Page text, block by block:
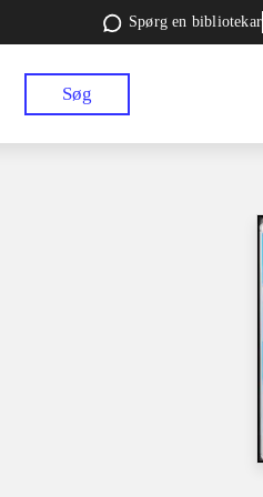
Spørg en bibliotekar
Søg